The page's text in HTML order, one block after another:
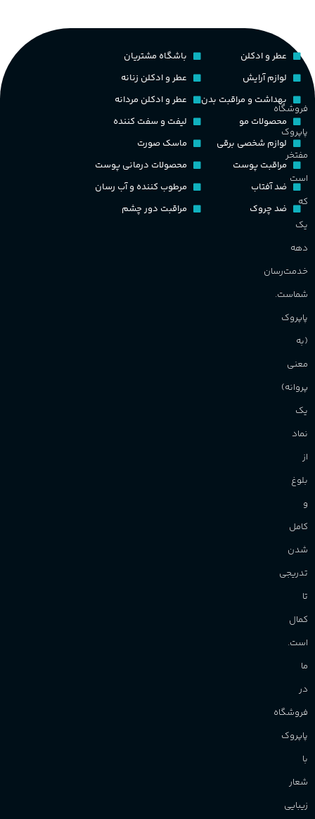
فروشگاه
پاپروک
مفتخر
است
که
یک
دهه
خدمت‌رسان
شماست.
پاپروک
(به
معنی
پروانه)
یک
نماد
از
بلوغ
و
کامل
شدن
تدریجی
تا
کمال
است.
ما
در
فروشگاه
پاپروک
با
شعار
زیبایی
عطر و ادکلن
لوازم آرایش
بهداشت و مراقبت بدن
محصولات مو
لوازم شخصی برقی
مراقبت پوست
ضد آفتاب
ضد چروک
باشگاه مشتریان
عطر و ادکلن زنانه
عطر و ادکلن مردانه
لیفت و سفت کننده
ماسک صورت
محصولات درمانی پوست
مرطوب کننده و آب رسان
مراقبت دور چشم